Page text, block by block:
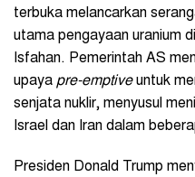
terbuka melancarkan
utama pengayaan uranium
Isfahan. Pemerintah AS
upaya pre-emptiveuntuk
senjata nuklir, menyusul
Israel dan Iran dalam
Presiden Donald Trump